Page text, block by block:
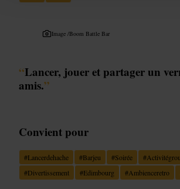
Image /Boom Battle Bar
“Lancer, jouer et partager un
amis.”
Convient pour
#Lancerdehache #Barjeu #Soirée #
#Divertissement #Edimbourg #Ambienceretro